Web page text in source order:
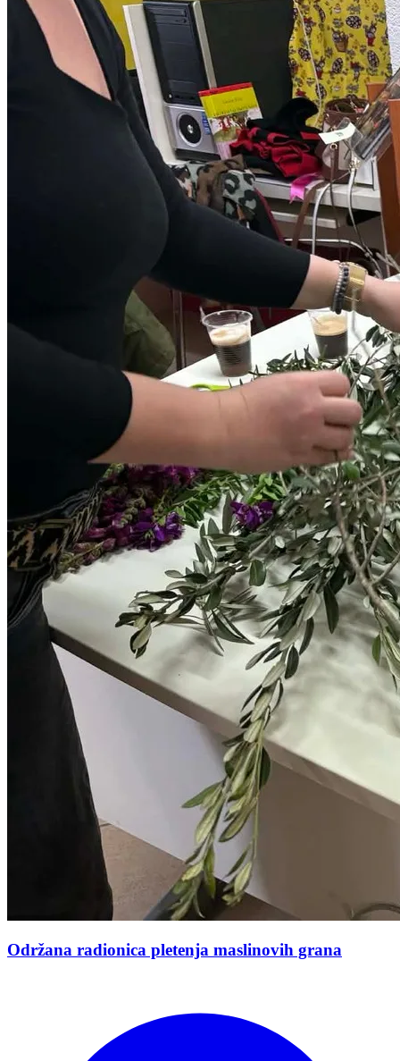
Održana radionica pletenja maslinovih grana